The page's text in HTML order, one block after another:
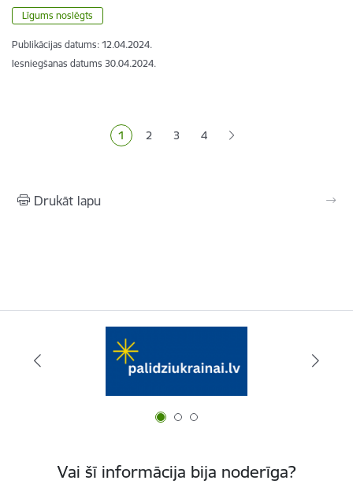
Līgums noslēgts
Publikācijas datums: 12.04.2024.
Iesniegšanas datums 30.04.2024.
Pašreizējā lapa
1 Lapa
2 Lapa
3 Lapa
4
Drukāt lapu
Vai šī informācija bija noderīga?